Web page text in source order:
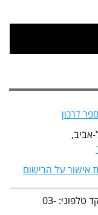
דרכון
אביב,
אישור על הרישום
, מוקד טלפוני: 03-